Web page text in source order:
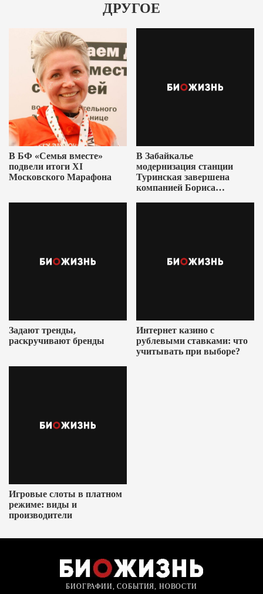
ДРУГОЕ
В БФ «Семья вместе»
подвели итоги XI
Московского Марафона
В Забайкалье
модернизация станции
Туринская завершена
компанией Бориса
Задают тренды,
раскручивают бренды
Интернет казино с
рублевыми ставками: что
учитывать при выборе?
Игровые слоты в платном
режиме: виды и
производители
БИОГРАФИИ, СОБЫТИЯ, НОВОСТИ